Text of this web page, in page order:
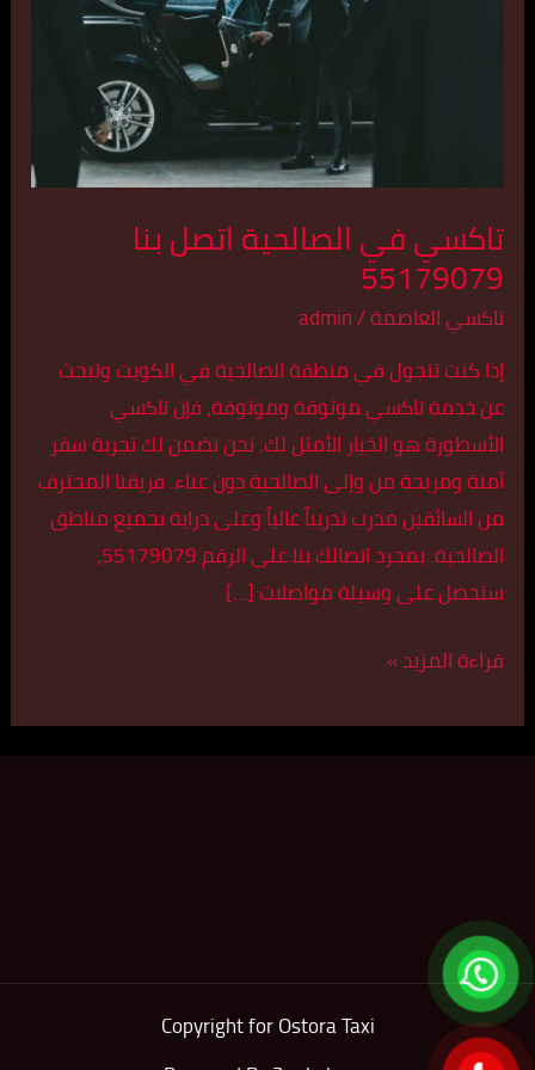
تاكسي في الصالحية اتصل بنا
55179079
تاكسي العاصمة/
admin
إذا كنت تتجول في منطقة الصالحية في الكويت وتبحث
عن خدمة تاكسي موثوقة وموثوقة، فإن تاكسي
الأسطورة هو الخيار الأمثل لك. نحن نضمن لك تجربة سفر
آمنة ومريحة من وإلى الصالحية دون عناء. فريقنا المحترف
من السائقين مدرب تدريباً عالياً وعلى دراية بجميع مناطق
الصالحية. بمجرد اتصالك بنا على الرقم 55179079،
ستحصل على وسيلة مواصلات […]
قراءة المزيد »
Copyright for Ostora Taxi